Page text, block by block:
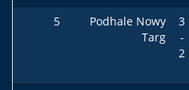
5
Podhale Nowy
Targ
3
-
2